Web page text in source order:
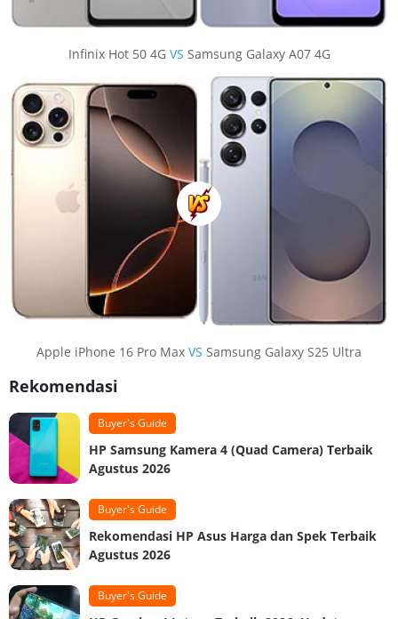
Infinix Hot 50 4G VS Samsung Galaxy A07 4G
Apple iPhone 16 Pro Max VS Samsung Galaxy S25 Ultra
Rekomendasi
Buyer's Guide
HP Samsung Kamera 4 (Quad Camera) Terbaik
Agustus 2026
Buyer's Guide
Rekomendasi HP Asus Harga dan Spek Terbaik
Agustus 2026
Buyer's Guide